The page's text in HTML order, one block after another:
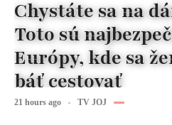
Chystáte sa na
Toto sú
Európy, kde sa
báť cestovať
21 hours ago TV JOJ